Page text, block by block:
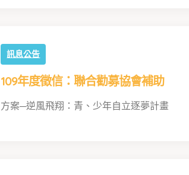
訊息公告
109年度徵信：聯合勸募協會補助
方案─逆風飛翔：青、少年自立逐夢計畫